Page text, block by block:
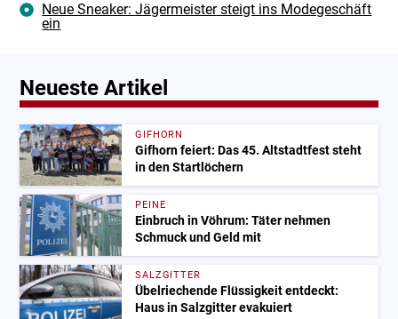
Neue Sneaker: Jägermeister steigt ins Modegeschäft
ein
Neueste Artikel
GIFHORN
Gifhorn feiert: Das 45. Altstadtfest steht
in den Startlöchern
PEINE
Einbruch in Vöhrum: Täter nehmen
Schmuck und Geld mit
SALZGITTER
Übelriechende Flüssigkeit entdeckt:
Haus in Salzgitter evakuiert